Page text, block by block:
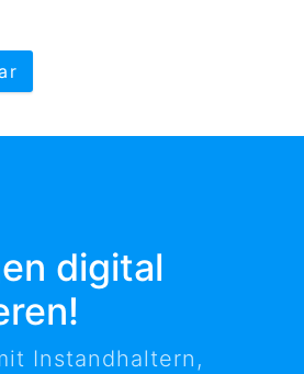
digital
Instandhaltern,